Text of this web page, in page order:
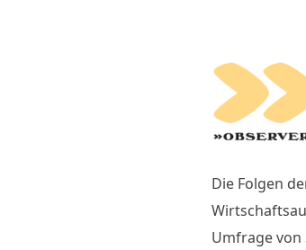
Die Folgen
Umfrage von